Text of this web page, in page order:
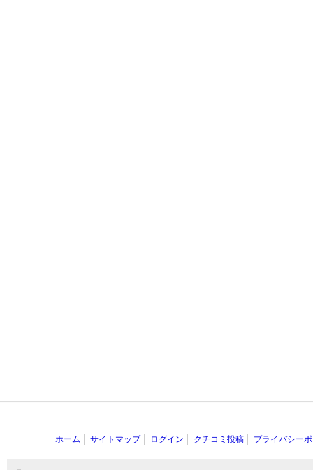
ホーム サイトマップ ログイン クチコミ投稿 プライバシー